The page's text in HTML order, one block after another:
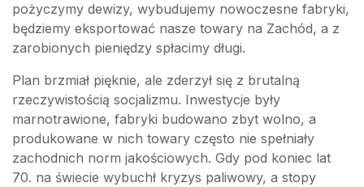
pożyczymy dewizy, wybudujemy nowoczesne fabryki,
będziemy eksportować nasze towary na Zachód, a z
zarobionych pieniędzy spłacimy długi.
Plan brzmiał pięknie, ale zderzył się z brutalną
rzeczywistością socjalizmu. Inwestycje były
marnotrawione, fabryki budowano zbyt wolno, a
produkowane w nich towary często nie spełniały
zachodnich norm jakościowych. Gdy pod koniec lat
70. na świecie wybuchł kryzys paliwowy, a stopy